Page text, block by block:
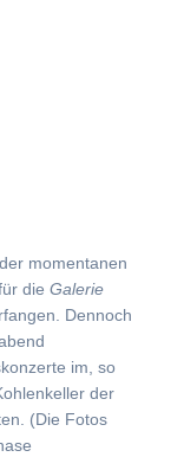
momentanen
die Galerie
Dennoch
im, so
der
(Die Fotos